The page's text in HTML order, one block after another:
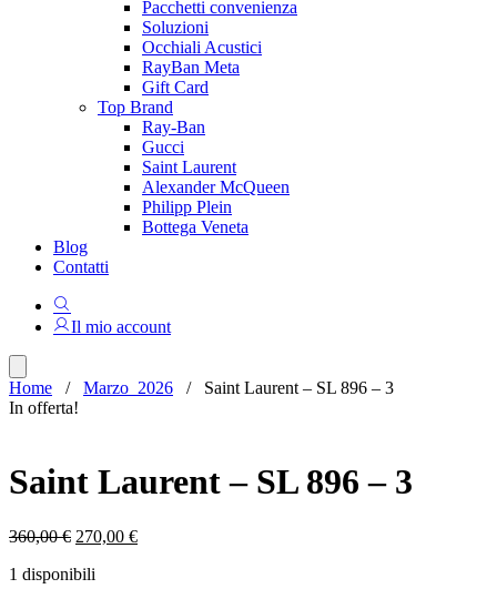
Pacchetti convenienza
Soluzioni
Occhiali Acustici
RayBan Meta
Gift Card
Top Brand
Ray-Ban
Gucci
Saint Laurent
Alexander McQueen
Philipp Plein
Bottega Veneta
Blog
Contatti
Il mio account
Home / Marzo_2026 / Saint Laurent – SL 896 – 3
In offerta!
Saint Laurent – SL 896 – 3
360,00€ Il
originale
270,00 €Il
1 disponibili